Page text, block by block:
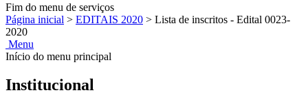
Fim do menu de serviços
Página inicial > EDITAIS 2020 > Lista de inscritos - Edital 0023-
2020
Menu
Início do menu principal
Institucional